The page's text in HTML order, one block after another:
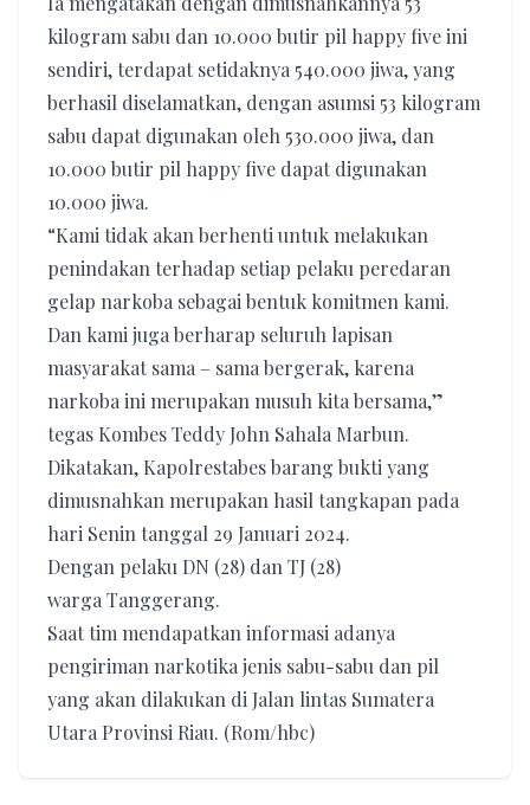
kilogram sabu dan 10.000 butir pil happy five ini
sendiri, terdapat setidaknya 540.000 jiwa, yang
berhasil diselamatkan, dengan asumsi 53 kilogram
sabu dapat digunakan oleh 530.000 jiwa, dan
10.000 butir pil happy five dapat digunakan
10.000 jiwa.
“Kami tidak akan berhenti untuk melakukan
penindakan terhadap setiap pelaku peredaran
gelap narkoba sebagai bentuk komitmen kami.
Dan kami juga berharap seluruh lapisan
masyarakat sama – sama bergerak, karena
narkoba ini merupakan musuh kita bersama,”
tegas Kombes Teddy John Sahala Marbun.
Dikatakan, Kapolrestabes barang bukti yang
dimusnahkan merupakan hasil tangkapan pada
hari Senin tanggal 29 Januari 2024.
Dengan pelaku DN (28) dan TJ (28)
warga Tanggerang.
Saat tim mendapatkan informasi adanya
pengiriman narkotika jenis sabu-sabu dan pil
yang akan dilakukan di Jalan lintas Sumatera
Utara Provinsi Riau. (Rom/hbc)